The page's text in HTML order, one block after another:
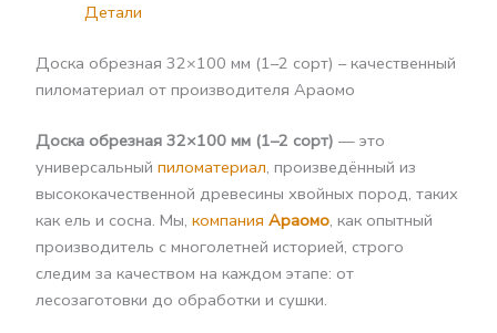
Детали
Доска обрезная 32×100 мм (1–2 сорт) – качественный
пиломатериал от производителя Араомо
Доска обрезная 32×100 мм (1–2 сорт) — это
универсальныйпиломатериал, произведённый из
высококачественной древесины хвойных пород, таких
как ель и сосна. Мы,компанияАраомо, как опытный
производитель с многолетней историей, строго
следим за качеством на каждом этапе: от
лесозаготовки до обработки и сушки.